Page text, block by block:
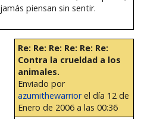
jamás piensan sin sentir.
Re: Re: Re: Re: Re: Re:
Contra la crueldad a los
animales.
Enviado por
azumithewarriorel día 12 de
Enero de 2006 a las 00:36